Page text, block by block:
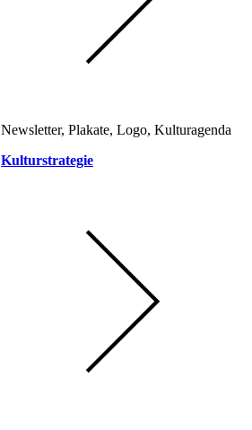
Newsletter, Plakate, Logo, Kulturagenda
Kulturstrategie